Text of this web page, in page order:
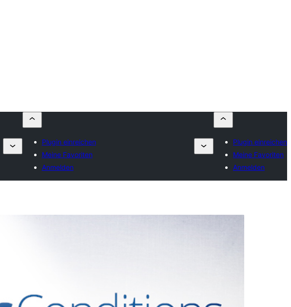
Plugin einreichen
Meine Favoriten
Anmelden
Plugin einreichen
Meine Favoriten
Anmelden